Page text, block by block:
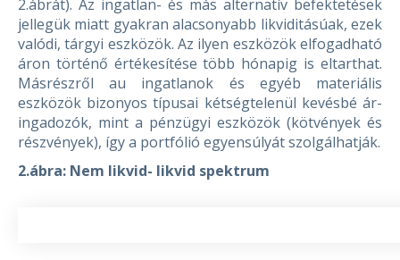
2.ábrát). Az ingatlan- és más alternatív befektetések
jellegük miatt gyakran alacsonyabb likviditásúak, ezek
valódi, tárgyi eszközök. Az ilyen eszközök elfogadható
áron történő értékesítése több hónapig is eltarthat.
Másrészről au ingatlanok és egyéb materiális
eszközök bizonyos típusai kétségtelenül kevésbé ár-
ingadozók, mint a pénzügyi eszközök (kötvények és
részvények), így a portfólió egyensúlyát szolgálhatják.
2.ábra: Nem likvid- likvid spektrum